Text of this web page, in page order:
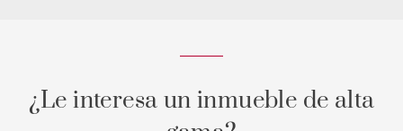
¿Le interesa un inmueble de alta